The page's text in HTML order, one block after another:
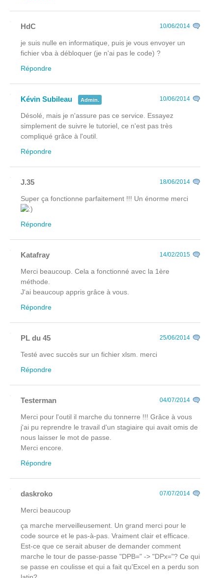
HdC 10/06/2014
je suis nulle en informatique, puis je vous envoyer un
fichier vba à débloquer (je n'ai pas le code) ?
Répondre
Kévin Subileau Admin. 10/06/2014
Désolé, mais je n'assure pas ce service. Essayez
simplement de suivre le tutoriel, ce n'est pas très
compliqué grâce à l'outil.
Répondre
J.35 18/06/2014
Super ça fonctionne parfaitement !!! Un énorme merci
Répondre
Katafray 14/02/2015
Merci beaucoup. Cela a fonctionné avec la 1ère
méthode.
J'ai beaucoup appris grâce à vous.
Répondre
PL du 45 25/06/2014
Testé avec succès sur un fichier xlsm. merci
Répondre
Testerman 04/07/2014
Merci pour l'outil il marche du tonnerre !!! Grâce à vous
j'ai pu reprendre le travail d'un stagiaire qui avait omis de
nous laisser le mot de passe.
Merci encore.
Répondre
daskroko 07/07/2014
Merci beaucoup
ça marche merveilleusement. Un grand merci pour le
code source et le pas-à-pas. Vraiment clair et efficace.
Est-ce que ce serait abuser de demander comment
marche le tour de passe-passe "DPB=" -> "DPx="? Ce qui
se passe en coulisse et qui a fait qu'Excel en a perdu son